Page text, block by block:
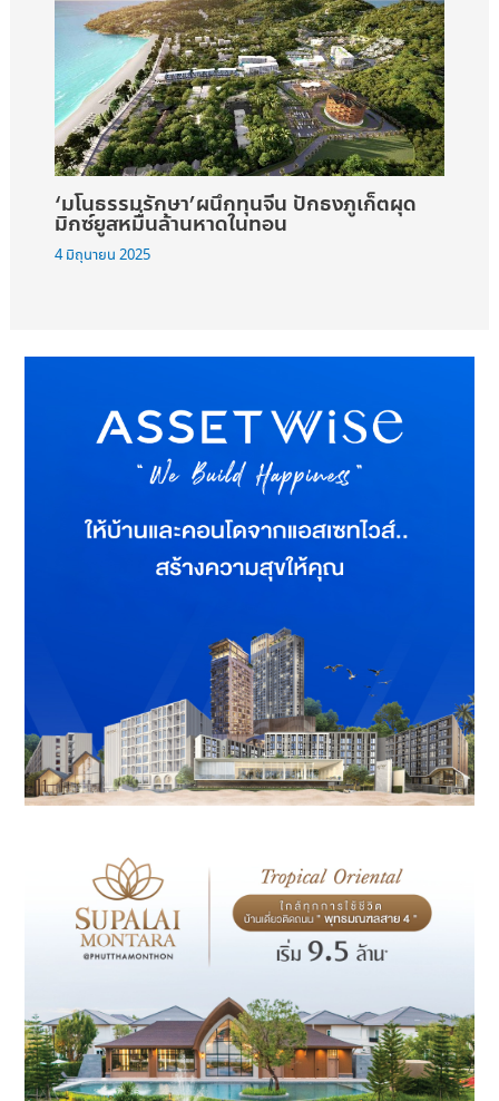
‘มโนธรรมรักษา’ผนึกทุนจีน ปักธงภูเก็ตผุด
มิกซ์ยูสหมื่นล้านหาดในทอน
4 มิถุนายน 2025